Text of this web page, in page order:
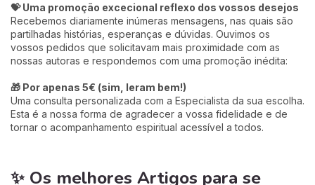
💝 Uma promoção excecional reflexo dos vossos desejos
Recebemos diariamente inúmeras mensagens, nas quais são
partilhadas histórias, esperanças e dúvidas. Ouvimos os
vossos pedidos que solicitavam mais proximidade com as
nossas autoras e respondemos com uma promoção inédita:
🎁 Por apenas 5€ (sim, leram bem!)
Uma consulta personalizada com a Especialista da sua escolha.
Esta é a nossa forma de agradecer a vossa fidelidade e de
tornar o acompanhamento espiritual acessível a todos.
✨ Os melhores Artigos para se